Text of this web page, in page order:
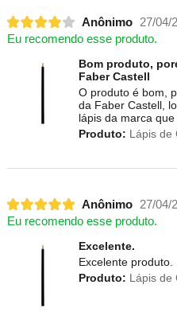
Anônimo
27/04/
Eu recomendo esse produto.
Bom produto,
Faber Castell
O produto é bom,
da Faber Castell,
lápis da marca que
Produto: Lápis de
Anônimo
27/04/
Eu recomendo esse produto.
Excelente.
Excelente produto.
Produto: Lápis de